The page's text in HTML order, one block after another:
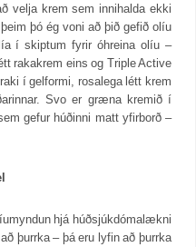
velja krem sem innihalda ekki
þó ég voni að þið gefið olíu
í skiptum fyrir óhreina olíu –
rakakrem eins og Triple Active
í gelformi, rosalega létt krem
Svo er græna kremið í
gefur húðinni matt yfirborð –
hjá húðsjúkdómalækni
þurrka – þá eru lyfin að þurrka